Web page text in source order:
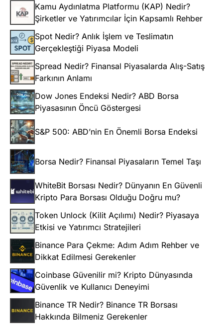
Kamu Aydınlatma Platformu (KAP) Nedir?
Şirketler ve Yatırımcılar İçin Kapsamlı Rehber
Spot Nedir? Anlık İşlem ve Teslimatın
Gerçekleştiği Piyasa Modeli
Spread Nedir? Finansal Piyasalarda Alış-Satış
Farkının Anlamı
Dow Jones Endeksi Nedir? ABD Borsa
Piyasasının Öncü Göstergesi
S&P 500: ABD’nin En Önemli Borsa Endeksi
Borsa Nedir? Finansal Piyasaların Temel Taşı
WhiteBit Borsası Nedir? Dünyanın En Güvenli
Kripto Para Borsası Olduğu Doğru mu?
Token Unlock (Kilit Açılımı) Nedir? Piyasaya
Etkisi ve Yatırımcı Stratejileri
Binance Para Çekme: Adım Adım Rehber ve
Dikkat Edilmesi Gerekenler
Coinbase Güvenilir mi? Kripto Dünyasında
Güvenlik ve Kullanıcı Deneyimi
Binance TR Nedir? Binance TR Borsası
Hakkında Bilmeniz Gerekenler